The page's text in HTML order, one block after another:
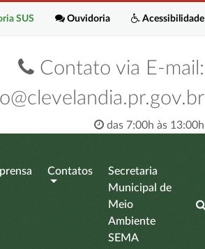
Acessibilidade
Ouvidoria
SUS
Contato via E-mail:
das 7:00h às 13:00h
Contatos
Secretaria
Municipal de
Meio
Ambiente
SEMA